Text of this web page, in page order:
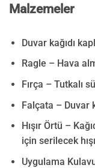
Malzemeler
Duvar kağıdı
Ragle – Hava
Fırça – Tutkalı
Falçata – Duvar
Hışır Örtü –
için serilecek
Uygulama